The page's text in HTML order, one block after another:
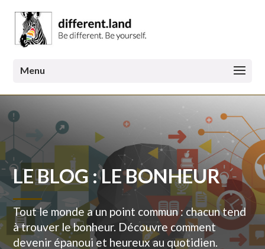
LE BLOG : LE BONHEUR
Tout le monde a un point commun : chacun tend
à trouver le bonheur. Découvre comment
devenir épanoui et heureux au quotidien.